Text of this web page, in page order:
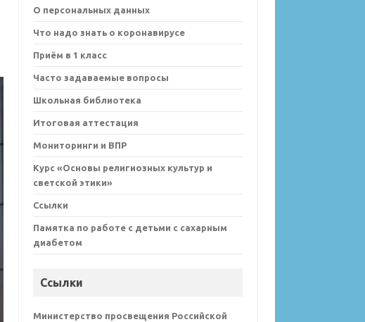
О персональных данных
Что надо знать о коронавирусе
Приём в 1 класс
Часто задаваемые вопросы
Школьная библиотека
Итоговая аттестация
Мониторинги и ВПР
Курс «Основы религиозных культур и
светской этики»
Ссылки
Памятка по работе с детьми с сахарным
диабетом
Ссылки
Министерство просвещения Российской